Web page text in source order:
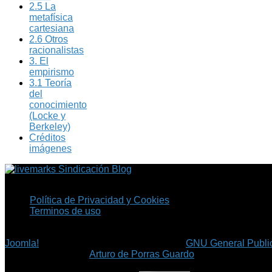
2.5 La
metafísica
cartesiana
2.6 Otros
racionalistas
3. El
empirismo
3.1 Teoría
del
conocimiento
(Locke y
Berkeley)
Créditos
imágenes
Sindicación Blog
Política de Privacidad y Cookies
Terminos de uso
Joomla!
GNU General
©Arturo de Porras Guardo